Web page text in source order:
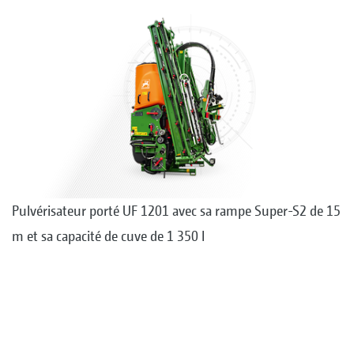
Pulvérisateur porté UF 1201 avec sa rampe Super-S2 de 15
m et sa capacité de cuve de 1 350 l